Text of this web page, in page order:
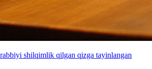
shilqimlik qilgan qizga tayinlangan